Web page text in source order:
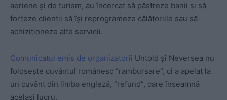
aeriene și de turism, au încercat să păstreze banii și să
forțeze clienții să își reprogrameze călătoriile sau să
achiziționeze alte servicii.
Comunicatul emis de organizatorii Untold și Neversea nu
folosește cuvântul românesc “rambursare”, ci a apelat la
un cuvânt din limba engleză, “refund”, care înseamnă
același lucru.